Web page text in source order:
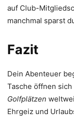
auf Club-
manchmal sparst
Fazit
Dein Abenteuer
Tasche öffnen
Golfplätzen
Ehrgeiz und